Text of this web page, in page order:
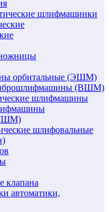
шлифмашинки
орбитальные (ЭШМ)
(ВШМ)
шлифмашины
УШМ)
шлифовальные
клапана
автоматики,